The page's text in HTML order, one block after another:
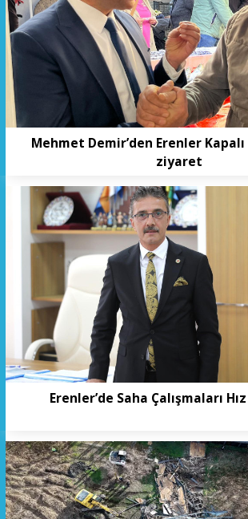
Mehmet Demir’den Erenler
ziyaret
Erenler’de Saha Çalışmaları